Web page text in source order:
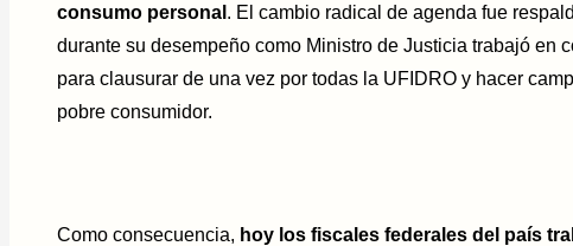
consumo personal . El cambio radical de agenda fue
durante su desempeño como Ministro de Justicia trabajó en
para clausurar de una vez por todas la UFIDRO y hacer
pobre consumidor.
Como consecuencia, hoy los fiscales federales del país